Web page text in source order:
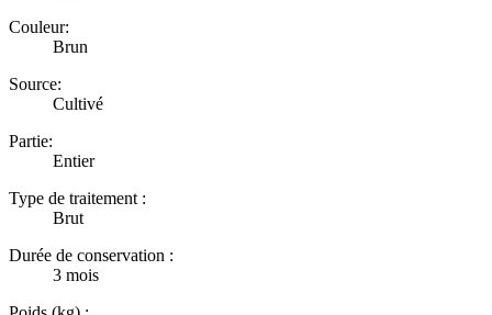
Couleur:
Brun
Source:
Cultivé
Partie:
Entier
Type de traitement :
Brut
Durée de conservation :
3 mois